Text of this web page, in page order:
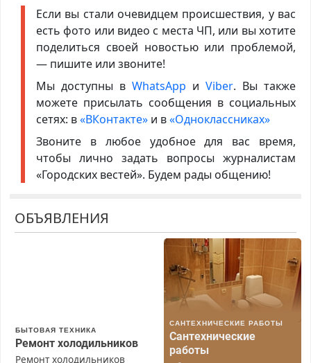
Если вы стали очевидцем происшествия, у вас
есть фото или видео с места ЧП, или вы хотите
поделиться своей новостью или проблемой,
— пишите или звоните!
Мы доступны в WhatsApp иViber. Вы также
можете присылать сообщения в социальных
сетях: в«ВКонтакте»и в«Одноклассниках»
Звоните в любое удобное для вас время,
чтобы лично задать вопросы журналистам
«Городских вестей». Будем рады общению!
ОБЪЯВЛЕНИЯ
БЫТОВАЯ ТЕХНИКА
Ремонт холодильников
Ремонт холодильников
САНТЕХНИЧЕСКИЕ РАБОТЫ
Сантехнические
работы